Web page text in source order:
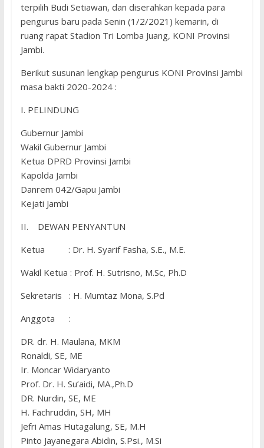
terpilih Budi Setiawan, dan diserahkan kepada para
pengurus baru pada Senin (1/2/2021) kemarin, di
ruang rapat Stadion Tri Lomba Juang, KONI Provinsi
Jambi.
Berikut susunan lengkap pengurus KONI Provinsi Jambi
masa bakti 2020-2024 :
I. PELINDUNG
Gubernur Jambi
Wakil Gubernur Jambi
Ketua DPRD Provinsi Jambi
Kapolda Jambi
Danrem 042/Gapu Jambi
Kejati Jambi
II. DEWAN PENYANTUN
Ketua : Dr. H. Syarif Fasha, S.E., M.E.
Wakil Ketua : Prof. H. Sutrisno, M.Sc, Ph.D
Sekretaris : H. Mumtaz Mona, S.Pd
Anggota :
DR. dr. H. Maulana, MKM
Ronaldi, SE, ME
Ir. Moncar Widaryanto
Prof. Dr. H. Su’aidi, MA.,Ph.D
DR. Nurdin, SE, ME
H. Fachruddin, SH, MH
Jefri Amas Hutagalung, SE, M.H
Pinto Jayanegara Abidin, S.Psi., M.Si